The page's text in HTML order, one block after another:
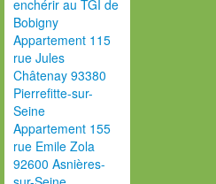
enchérir au TGI de
Bobigny
Appartement 115
rue Jules
Châtenay 93380
Pierrefitte-sur-
Seine
Appartement 155
rue Emile Zola
92600 Asnières-